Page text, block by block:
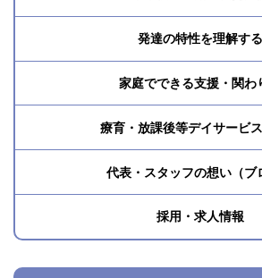
発達の特性を理解する
家庭でできる支援・関わ
療育・放課後等デイサービ
代表・スタッフの想い（ブ
採用・求人情報